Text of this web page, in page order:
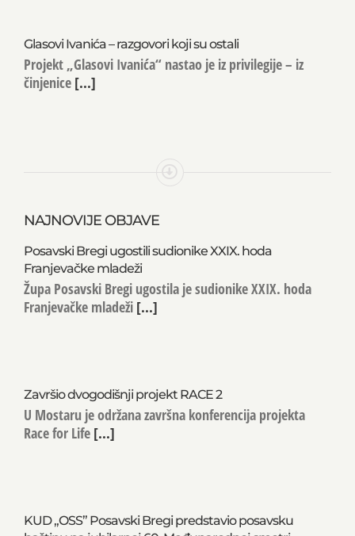
Glasovi Ivanića – razgovori koji su ostali
Projekt „Glasovi Ivanića“ nastao je iz privilegije – iz
činjenice [...]
NAJNOVIJE OBJAVE
Posavski Bregi ugostili sudionike XXIX. hoda
Franjevačke mladeži
Župa Posavski Bregi ugostila je sudionike XXIX. hoda
Franjevačke mladeži [...]
Završio dvogodišnji projekt RACE 2
U Mostaru je održana završna konferencija projekta
Race for Life [...]
KUD „OSS” Posavski Bregi predstavio posavsku